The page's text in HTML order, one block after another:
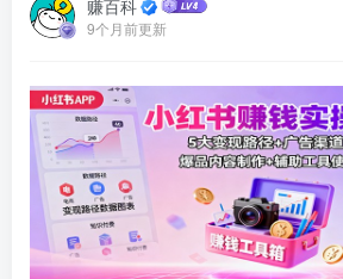
赚百科
9个月前更新